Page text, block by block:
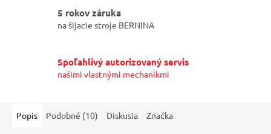
5 rokov záruka
na šijacie stroje BERNINA
Spoľahlivý autorizovaný servis
našimi vlastnými mechanikmi
Popis Podobné (10) Diskusia Značka